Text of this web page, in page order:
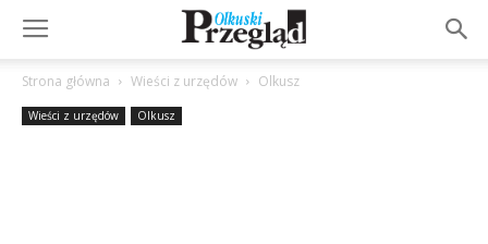
Strona główna Wieści z urzędów Olkusz
Wieści z urzędów Olkusz